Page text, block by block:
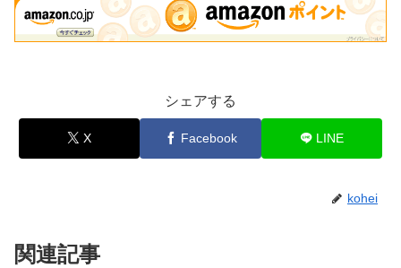
シェアする
X Facebook LINE
kohei
関連記事